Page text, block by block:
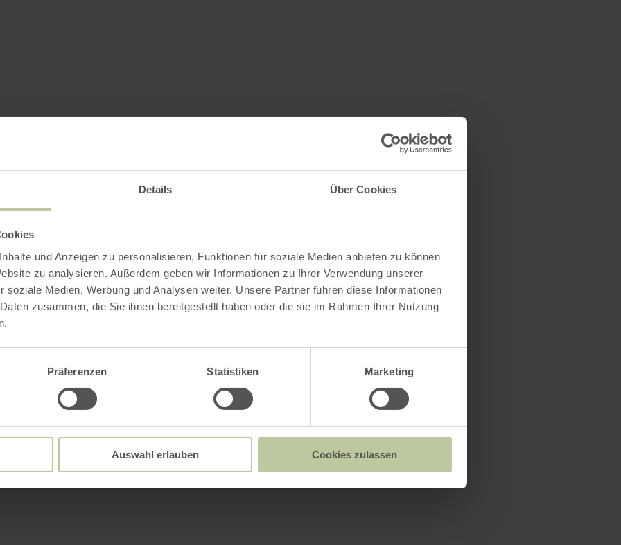
Details Über Cookies
und Anzeigen zu personalisieren, Funktionen für soziale Medien anbieten zu können
zu analysieren. Außerdem geben wir Informationen zu Ihrer Verwendung unserer
soziale Medien, Werbung und Analysen weiter. Unsere Partner führen diese Informationen
zusammen, die Sie ihnen bereitgestellt haben oder die sie im Rahmen Ihrer Nutzung
Präferenzen Statistiken Marketing
Auswahl erlauben Cookies zulassen